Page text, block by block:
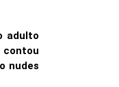
adulto
contou
nudes